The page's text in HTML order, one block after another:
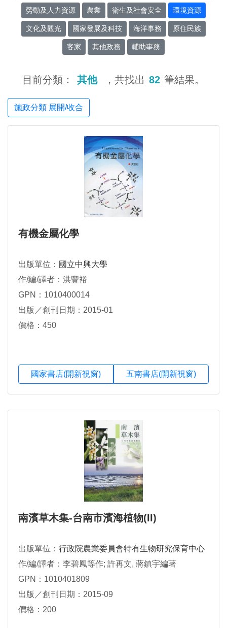
勞動及人力資源 農業 衛生及社會安全 環境資源
文化及觀光 國家發展及科技 海洋事務 原住民族
客家 其他政務 輔助事務
目前分類： 其他 ，共找出 82 筆結果。
施政分類 展開/收合
有機金屬化學
出版單位： 國立中興大學
作/編/譯者：洪豐裕
GPN：1010400014
出版／創刊日期：2015-01
價格：450
國家書店(開新視窗) 五南書店(開新視窗)
南濱草木集-台南市濱海植物(II)
出版單位： 行政院農業委員會特有生物研究保育中心
作/編/譯者：李碧鳳等作; 許再文, 蔣鎮宇編著
GPN：1010401809
出版／創刊日期：2015-09
價格：200